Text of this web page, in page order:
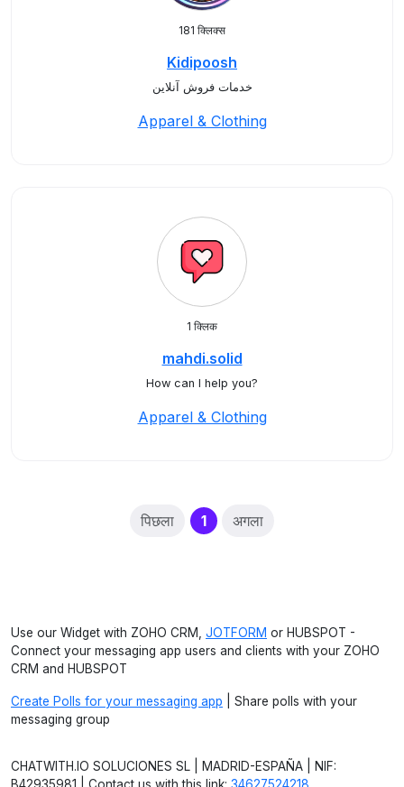
181 क्लिक्स
Kidipoosh
خدمات فروش آنلاین
Apparel & Clothing
1 क्लिक
mahdi.solid
How can I help you?
Apparel & Clothing
पिछला 1(current)
अगला
Use our Widget with ZOHO CRM, JOTFORM or HUBSPOT -
Connect your messaging app users and clients with your ZOHO
CRM and HUBSPOT
Create Polls for your messaging app | Share polls with your
messaging group
CHATWITH.IO SOLUCIONES SL | MADRID-ESPAÑA | NIF: